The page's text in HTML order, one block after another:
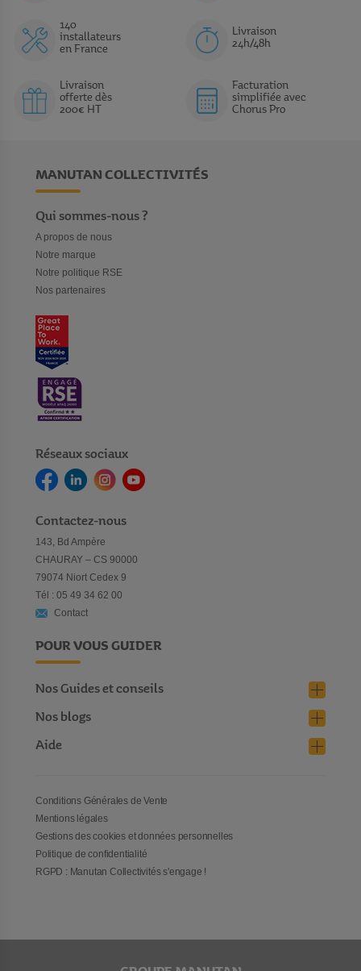
140
installateurs
en France
Livraison
24h/48h
Livraison
offerte dès
200€ HT
Facturation
simplifiée avec
Chorus Pro
MANUTAN COLLECTIVITÉS
Qui sommes-nous ?
A propos de nous
Notre marque
Notre politique RSE
Nos partenaires
Réseaux sociaux
Contactez-nous
143, Bd Ampère
CHAURAY – CS 90000
79074 Niort Cedex 9
Tél : 05 49 34 62 00
Contact
POUR VOUS GUIDER
Nos Guides et conseils
Nos blogs
Aide
Conditions Générales de Vente
Mentions légales
Gestions des cookies et données personnelles
Politique de confidentialité
RGPD : Manutan Collectivités s'engage !